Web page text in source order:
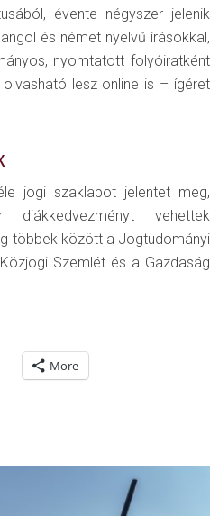
évente négyszer jelenik
és német nyelvű írásokkal,
nyomtatott folyóiratként
lesz online is – ígéret
jogi szaklapot jelentet meg,
diákkedvezményt vehettek
többek között a Jogtudományi
Szemlét és a Gazdaság
More